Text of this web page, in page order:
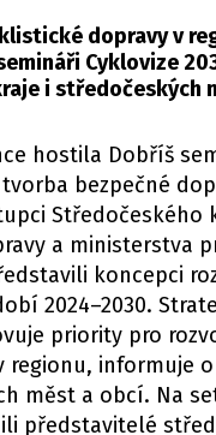
dopravy v
Cyklovize
i středočeských
hostila Dobříš
tvorba bezpečné
Středočeského
a ministerstva
koncepci
2024–2030.
priority pro
regionu, informuje
měst a obcí. Na
představitelé